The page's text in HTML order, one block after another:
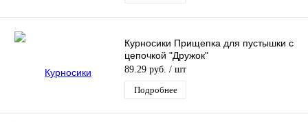
Курносики Прищепка для пустышки с
цепочкой "Дружок"
89.29 руб. / шт
Подробнее